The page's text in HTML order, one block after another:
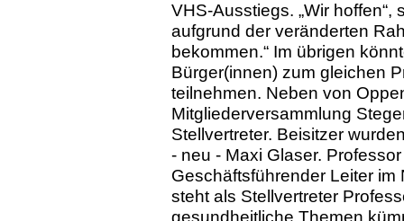
VHS-Ausstiegs. „Wir
aufgrund der veränderten
bekommen.“ Im übrigen
Bürger(innen) zum gleichen
teilnehmen. Neben von
Mitgliederversammlung
Stellvertreter. Beisitzer
- neu - Maxi Glaser.
Geschäftsführender Leiter
steht als Stellvertreter
gesundheitliche Themen